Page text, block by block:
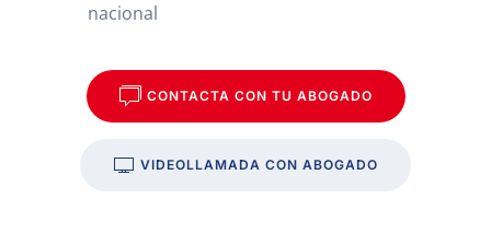
nacional
CONTACTA CON TU ABOGADO
VIDEOLLAMADA CON ABOGADO